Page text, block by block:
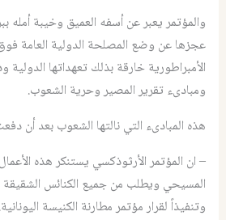
والمؤتمر يعبر عن أسفه العميق وخيبة أمله
عجزها عن وضع المصلحة الدولية العامة
الأمبراطورية خارقة بذلك تعهداتها الدولية
ومبادىء تقرير المصير وحرية الشعوب.
هذه المبادىء التي نالتها الشعوب بعد أن
– ان المؤتمر الأرثوذكسي يستنكر هذه
المسيحي ويطلب من جميع الكنائس الشقيقة
وتنفيذاً لقرار مؤتمر مطارنة الكنيسة اليونانية.